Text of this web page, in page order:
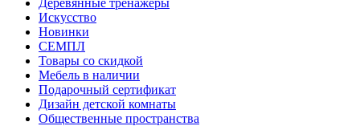
Деревянные тренажеры
Искусство
Новинки
СЕМПЛ
Товары со скидкой
Мебель в наличии
Подарочный сертификат
Дизайн детской комнаты
Общественные пространства